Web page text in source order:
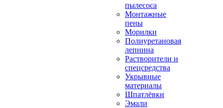
пылесоса
Монтажные
пены
Морилки
Полиуретановая
лепнина
Растворители и
спецсредства
Укрывные
материалы
Шпатлёвки
Эмали